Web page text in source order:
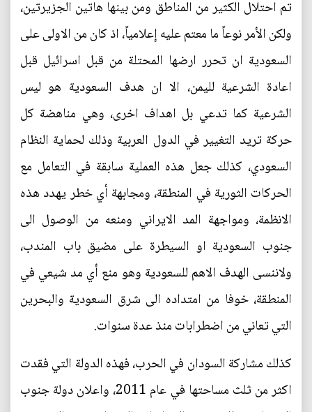
تم احتلال الكثير من المناطق ومن بينها هاتين الجزيرتين،
ولكن الأمر نوعاً ما معتم عليه إعلامياً، اذ كان من الاولى على
السعودية ان تحرر ارضها المحتلة من قبل اسرائيل قبل
اعادة الشرعية لليمن، الا ان هدف السعودية هو ليس
الشرعية كما تدعي بل اهداف اخرى، وهي مناهضة كل
حركة تريد التغيير في الدول العربية وذلك لحماية النظام
السعودي، كذلك جعل هذه العملية سابقة في التعامل مع
الحركات الثورية في المنطقة، ومجابهة أي خطر يهدد هذه
الانظمة، ومواجهة المد الايراني ومنعه من الوصول الى
جنوب السعودية او السيطرة على مضيق باب المندب،
ولاننسى الهدف الاهم للسعودية وهو منع أي مد شيعي في
المنطقة، خوفا من امتداده الى شرق السعودية والبحرين
التي تعاني من اضطرابات منذ عدة سنوات.
كذلك مشاركة السودان في الحرب، فهذه الدولة التي فقدت
اكثر من ثلث مساحتها في عام 2011، واعلان دولة جنوب